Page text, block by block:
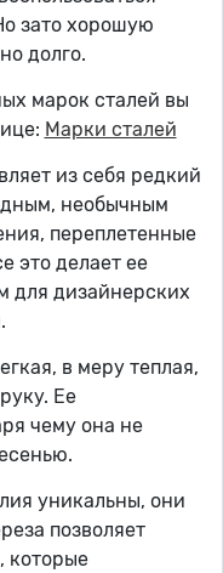
зато хорошую
долго.
марок сталей вы
Марки сталей
из себя редкий
необычным
переплетенные
это делает ее
для дизайнерских
в меру теплая,
Ее
чему она не
уникальны, они
позволяет
которые